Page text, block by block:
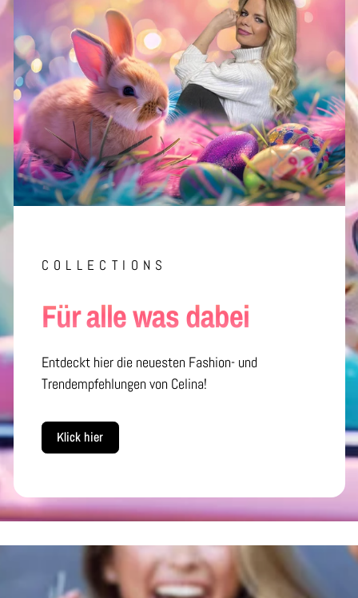
COLLECTIONS
Für alle was dabei
Entdeckt hier die neuesten Fashion- und
Trendempfehlungen von Celina!
Klick hier